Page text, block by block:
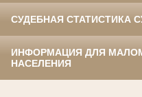
СУДЕБНАЯ СТАТИСТИКА
ИНФОРМАЦИЯ ДЛЯ
НАСЕЛЕНИЯ